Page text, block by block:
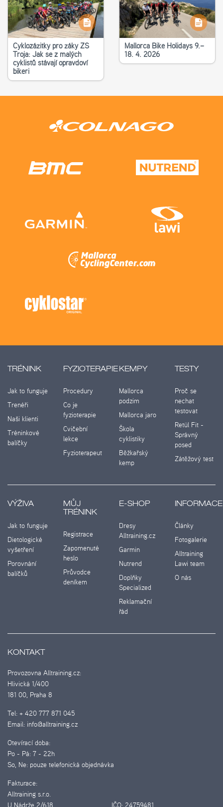
Cyklozážitky pro žáky ZŠ
Troja: Jak se z malých
cyklistů stávají opravdoví
bikeři
Mallorca Bike Holidays 9.–
18. 4. 2026
TRÉNINK
Jak to funguje
Trenéři
Naši klienti
Tréninkové
balíčky
FYZIOTERAPIE
Procedury
Co je
fyzioterapie
Cvičební
lekce
Fyzioterapeut
KEMPY
Mallorca
podzim
Mallorca jaro
Škola
cyklistiky
Běžkařský
kemp
TESTY
Proč se
nechat
testovat
Retül Fit -
Správný
posed
Zátěžový test
VÝŽIVA
Jak to funguje
Dietologické
vyšetření
Porovnání
balíčků
MŮJ
TRÉNINK
Registrace
Zapomenuté
heslo
Průvodce
deníkem
E-SHOP
Dresy
Alltraining.cz
Garmin
Nutrend
Doplňky
Specialized
Reklamační
řád
INFORMACE
Články
Fotogalerie
Alltraining
Lawi team
O nás
KONTAKT
Provozovna Alltraining.cz:
Hlivická 1/400
181 00, Praha 8
Tel: + 420 777 871 045
Email: info@alltraining.cz
Otevírací doba:
Po - Pá: 7 - 22h
So, Ne: pouze telefonická objednávka
Fakturace:
Alltraining s.r.o.
U Nádrže 2/618
IČO: 24759481